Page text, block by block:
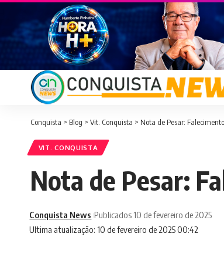
Conquista > Blog > Vit. Conquista > Nota de Pesar:
VIT. CONQUISTA
Nota de Pesar:
Ultima atualização: 10 de fevereiro de 2025 00:42
Conquista News Publicados 10 de fevereiro de 2025